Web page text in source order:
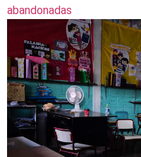
abandonadas